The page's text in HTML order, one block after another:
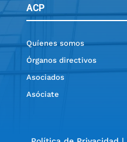
ACP
Quíenes somos
Órganos directivos
Asociados
Asóciate